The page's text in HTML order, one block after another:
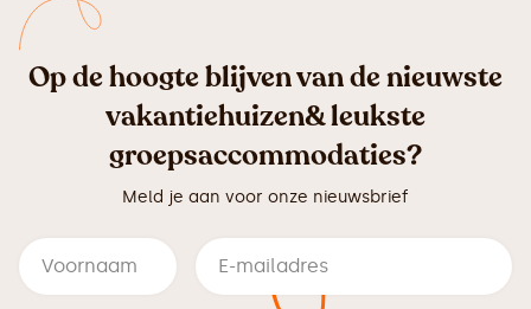
Op de hoogte blijven van de nieuwste
vakantiehuizen& leukste
groepsaccommodaties?
Meld je aan voor onze nieuwsbrief